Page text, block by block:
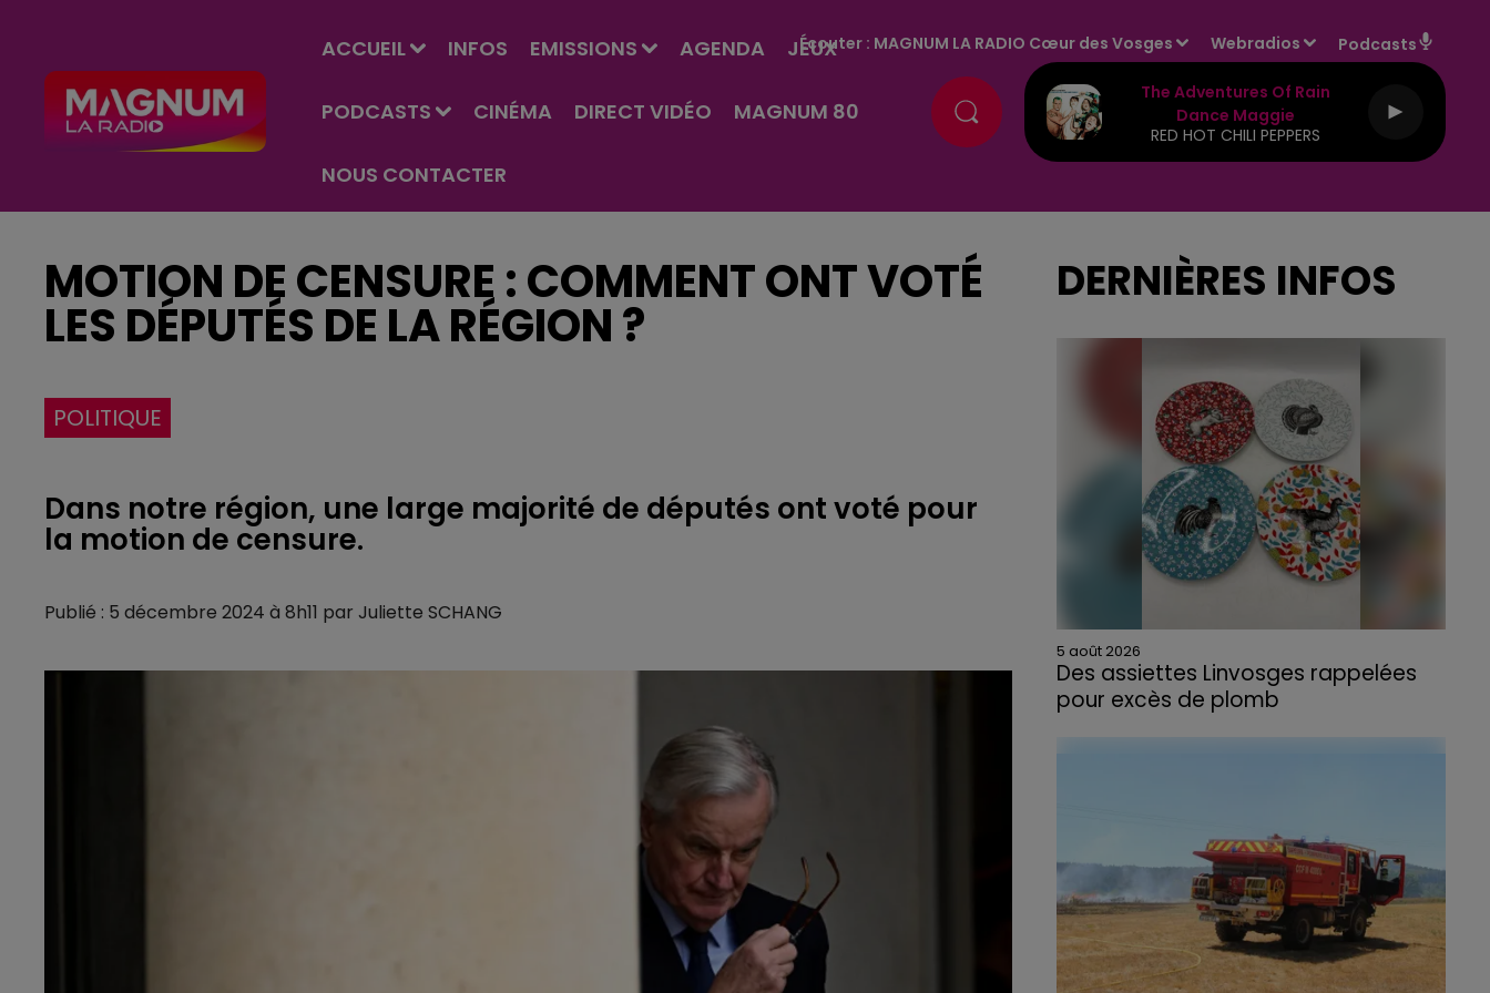
ACCUEIL INFOS EMISSIONS AGENDA JEUX
PODCASTS CINÉMA DIRECT VIDÉO MAGNUM 80
NOUS CONTACTER
Écouter : MAGNUM LA RADIO Cœur des Vosges Webradios Podcasts
The Adventures Of Rain
Dance Maggie
RED HOT CHILI PEPPERS
MOTION DE CENSURE : COMMENT ONT VOTÉ
LES DÉPUTÉS DE LA RÉGION ?
POLITIQUE
Dans notre région, une large majorité de députés ont voté pour
la motion de censure.
Publié : 5 décembre 2024 à 8h11 par Juliette SCHANG
DERNIÈRES INFOS
5 août 2026
Des assiettes Linvosges rappelées
pour excès de plomb